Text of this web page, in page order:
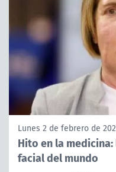
Lunes 2 de febrero de
Hito en la
facial del mundo